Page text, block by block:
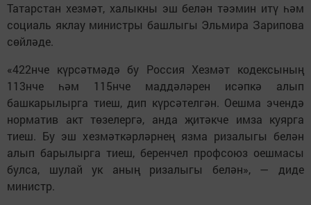
Татарстан хезмәт, халыкны эш белән тәэмин итү һәм
социаль яклау министры башлыгы Эльмира Зарипова
сөйләде.
«422нче күрсәтмәдә бу Россия Хезмәт кодексының
113нче һәм 115нче маддәләрен исәпкә алып
башкарылырга тиеш, дип күрсәтелгән. Оешма эчендә
норматив акт төзелергә, анда җитәкче имза куярга
тиеш. Бу эш хезмәткәрләрнең язма ризалыгы белән
алып барылырга тиеш, беренчел профсоюз оешмасы
булса, шулай ук аның ризалыгы белән», — диде
министр.